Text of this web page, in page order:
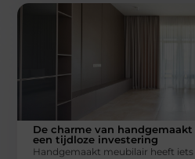
De charme van
een tijdloze investering
Handgemaakt meubilair heeft iets